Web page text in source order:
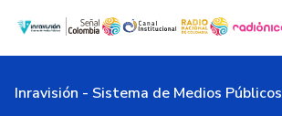
Inravisión - Sistema de Medios Públicos